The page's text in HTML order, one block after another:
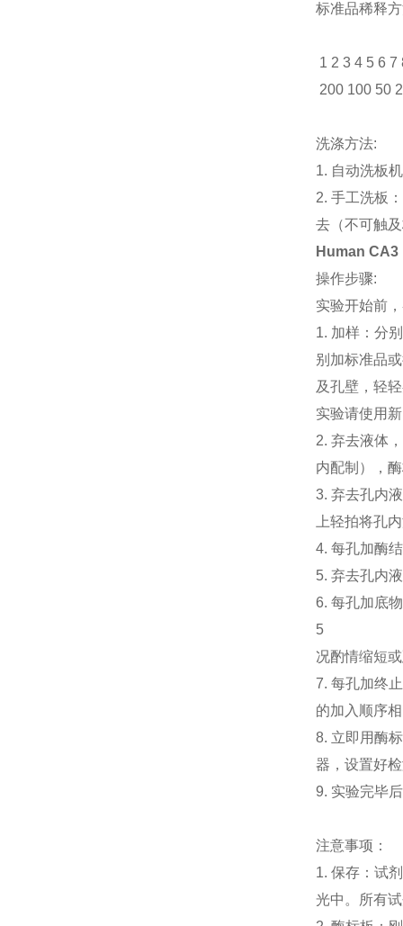
标准品稀释
1 2 3 4 5 6
200 100 50
洗涤方法:
1. 自动洗板
2. 手工洗板
去（不可触
Human
操作步骤:
实验开始前
1. 加样：分
别加标准品
及孔壁，轻
实验请使用
2. 弃去液体
内配制），
3. 弃去孔内
上轻拍将孔
4. 每孔加酶
5. 弃去孔内
6. 每孔加底
5
况酌情缩短
7. 每孔加终
的加入顺序
8. 立即用酶
器，设置好
9. 实验完毕
注意事项：
1. 保存：试
光中。所有